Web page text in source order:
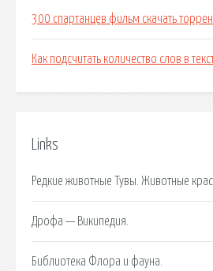
300 спартанцев фильм скачать
Как подсчитать количество слов в
Links
Редкие животные Тувы. Животные
Дрофа — Википедия.
Библиотека Флора и фауна.